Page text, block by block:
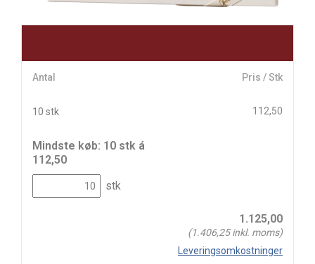
Antal Pris / Stk
10 stk 112,50
Mindste køb: 10 stk á
112,50
stk
1.125,00
(1.406,25inkl. moms)
Leveringsomkostninger